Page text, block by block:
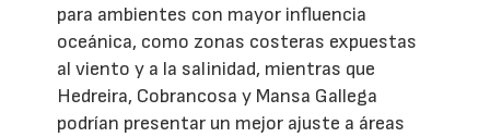
para ambientes con mayor influencia
oceánica, como zonas costeras expuestas
al viento y a la salinidad, mientras que
Hedreira, Cobrancosa y Mansa Gallega
podrían presentar un mejor ajuste a áreas